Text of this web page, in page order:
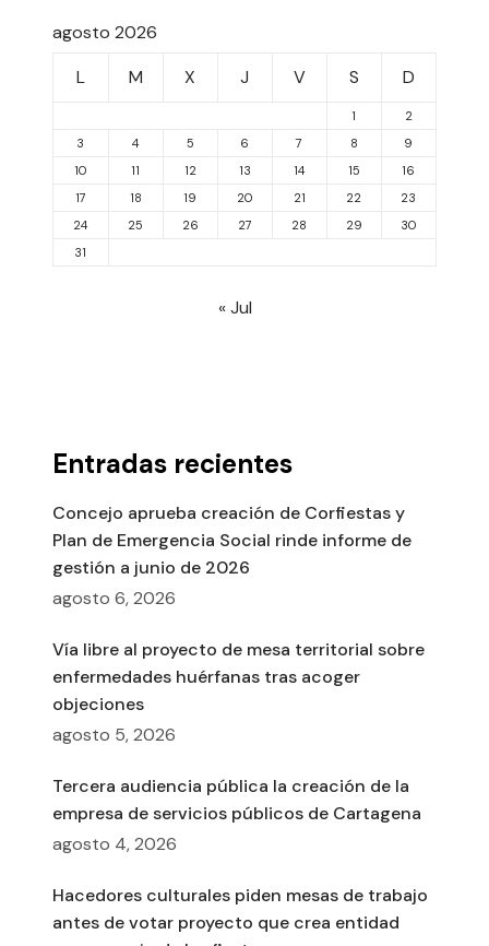
agosto 2026
L
M X J V S D
1
2
3
4 5 6 7 8
9
10
11 12 13 14 15
16
17
18 19 20 21 22
23
24
25 26 27 28 29
30
31
« Jul
Entradas recientes
Concejo aprueba creación de Corfiestas y
Plan de Emergencia Social rinde informe de
gestión a junio de 2026
agosto 6, 2026
Vía libre al proyecto de mesa territorial sobre
enfermedades huérfanas tras acoger
objeciones
agosto 5, 2026
Tercera audiencia pública la creación de la
empresa de servicios públicos de Cartagena
agosto 4, 2026
Hacedores culturales piden mesas de trabajo
antes de votar proyecto que crea entidad